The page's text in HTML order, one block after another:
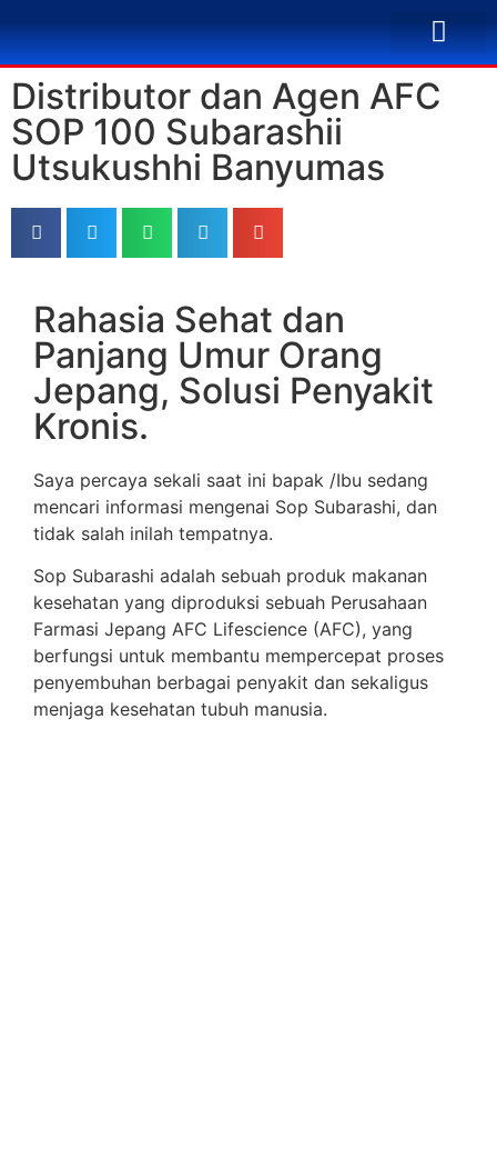
Distributor dan Agen AFC
SOP 100 Subarashii
Utsukushhi Banyumas
Rahasia Sehat dan
Panjang Umur Orang
Jepang, Solusi Penyakit
Kronis.
Saya percaya sekali saat ini bapak /Ibu sedang
mencari informasi mengenai Sop Subarashi, dan
tidak salah inilah tempatnya.
Sop Subarashi adalah sebuah produk makanan
kesehatan yang diproduksi sebuah Perusahaan
Farmasi Jepang AFC Lifescience (AFC), yang
berfungsi untuk membantu mempercepat proses
penyembuhan berbagai penyakit dan sekaligus
menjaga kesehatan tubuh manusia.